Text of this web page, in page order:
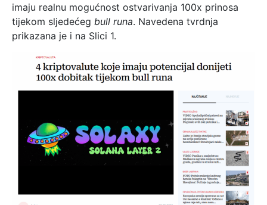
imaju realnu mogućnost ostvarivanja 100x prinosa
tijekom sljedećeg bull runa. Navedena tvrdnja
prikazana je i na Slici 1.